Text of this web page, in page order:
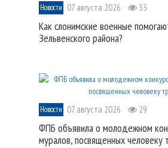
Новости 07 августа 2026 33
Как слонимские военные
Зельвенского района?
Новости 07 августа 2026 29
ФПБ объявила о молодежном
муралов, посвященных человеку